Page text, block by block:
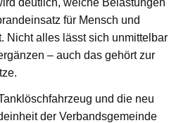
für Mensch und
Nicht alles lässt sich unmittelbar
– auch das gehört zur
und die neu
der Verbandsgemeinde